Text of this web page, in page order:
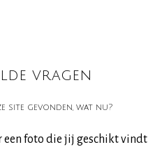
vragen
site gevonden, wat nu?
een foto die jij geschikt vindt